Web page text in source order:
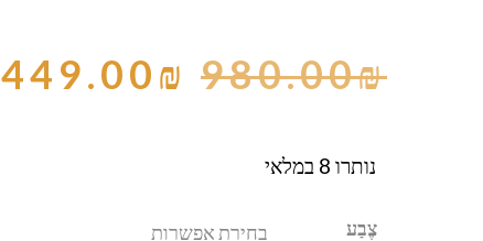
980.00₪
449.00₪
נותרו 8 במלאי
צֶבַע